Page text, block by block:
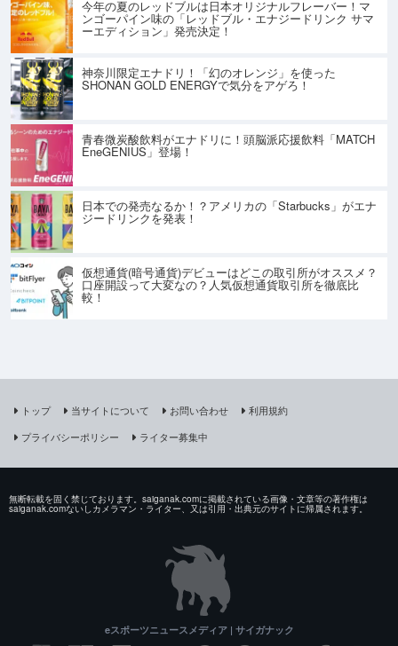
今年の夏のレッドブルは日本オリジナルフレーバー！マ
ンゴーパイン味の「レッドブル・エナジードリンク サマ
ーエディション」発売決定！
神奈川限定エナドリ！「幻のオレンジ」を使った
SHONAN GOLD ENERGYで気分をアゲろ！
青春微炭酸飲料がエナドリに！頭脳派応援飲料「MATCH
EneGENIUS」登場！
日本での発売なるか！？アメリカの「Starbucks」がエナ
ジードリンクを発表！
仮想通貨(暗号通貨)デビューはどこの取引所がオススメ？
口座開設って大変なの？人気仮想通貨取引所を徹底比
較！
トップ 当サイトについて お問い合わせ
利用規約
プライバシーポリシー
ライター募集中
無断転載を固く禁じております。saiganak.comに掲載されている画像・文章等の著作権は
saiganak.comないしカメラマン・ライター、又は引用・出典元のサイトに帰属されます。
eスポーツニュースメディア | サイガナック